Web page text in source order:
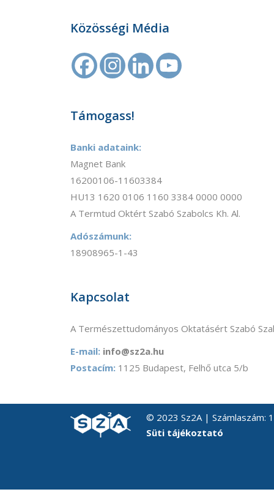
Közösségi Média
Támogass!
Banki adataink:
Magnet Bank
16200106-11603384
HU13 1620 0106 1160 3384 0000 0000
A Termtud Oktért Szabó Szabolcs Kh. Al.
Adószámunk:
18908965-1-43
Kapcsolat
A Természettudományos Oktatásért Szabó
E-mail: info@sz2a.hu
Postacím: 1125 Budapest, Felhő utca 5/b
© 2023 Sz2A | Számlaszám:
Süti tájékoztató